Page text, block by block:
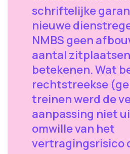
schriftelijke
nieuwe
NMBS geen
aantal
betekenen. Wat
rechtstreekse
treinen werd de
aanpassing niet
omwille van het
vertragingsrisico